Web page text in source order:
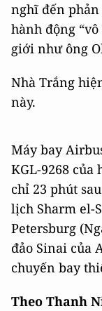
nghĩ đến
hành động
giới như ông
Nhà Trắng
này.
Máy bay
KGL-9268
chỉ 23 phút
lịch Sharm el-
Petersburg
đảo Sinai của
chuyến bay
Theo Thanh